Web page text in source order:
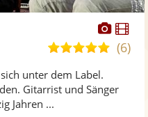
5,0(6)
unter dem Label.
Gitarrist und Sänger
Jahren ...